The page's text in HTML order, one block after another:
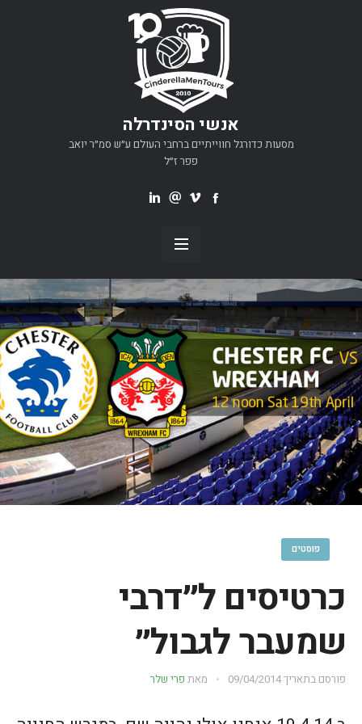
אנשי הסינדרלה
מסעות כדורגל חווייתיים ברחבי העולם ע״ש סמ״ר יואב
פפר ז״ל
פוסטים
כרטיסים ל״דרבי
שמעבר לגבול״
פורסם בתאריך09/04/2014 מאת פרי שלר